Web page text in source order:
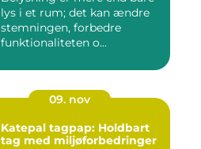
lys i et rum; det kan ændre
stemningen, forbedre
funktionaliteten o...
09. nov
Katepal tagpap: Holdbart
tag med miljøforbedringer